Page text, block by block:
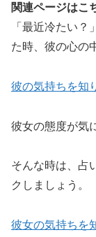
関連ページはこ
「最近冷たい？
た時、彼の心の
彼の気持ちを知
彼女の態度が気
そんな時は、占
クしましょう。
彼女の気持ちを